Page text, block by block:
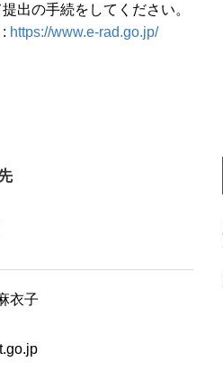
出の手続をしてください。
https://www.e-rad.go.jp/
衣子